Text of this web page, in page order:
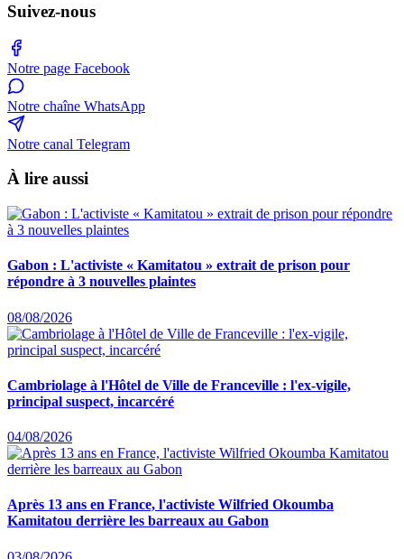
Suivez-nous
Notre page Facebook
Notre chaîne WhatsApp
Notre canal Telegram
À lire aussi
Gabon : L'activiste « Kamitatou » extrait de prison pour
répondre à 3 nouvelles plaintes
08/08/2026
Cambriolage à l'Hôtel de Ville de Franceville : l'ex-vigile,
principal suspect, incarcéré
04/08/2026
Après 13 ans en France, l'activiste Wilfried Okoumba
Kamitatou derrière les barreaux au Gabon